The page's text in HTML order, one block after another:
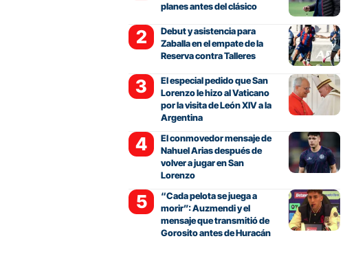
planes antes del clásico
Debut y asistencia para
Zaballa en el empate de la
Reserva contra Talleres
El especial pedido que San
Lorenzo le hizo al Vaticano
por la visita de León XIV a la
Argentina
El conmovedor mensaje de
Nahuel Arias después de
volver a jugar en San
Lorenzo
“Cada pelota se juega a
morir”: Auzmendi y el
mensaje que transmitió de
Gorosito antes de Huracán